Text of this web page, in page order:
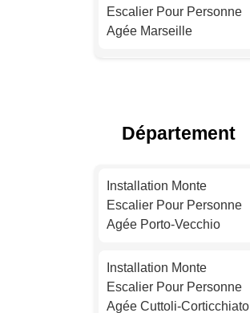
Escalier Pour Personne
Agée Marseille
Agée Toulouse
Agée Nice
Département
Installation Monte
Escalier Pour Personne
Agée Porto-Vecchio
Installation Monte
Escalier Pour Personne
Agée Cuttoli-Corticchiato